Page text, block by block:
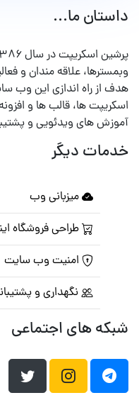
داستان ما...
وبمسترها، علاقه مندان و
هدف از راه اندازی این وب
اسکریپت ها، قالب ها و
آموزش های ویدئویی و
خدمات دیگر
میزبانی وب
طراحی فروشگاه
امنیت وب سایت
نگهداری و
شبکه های اجتماعی